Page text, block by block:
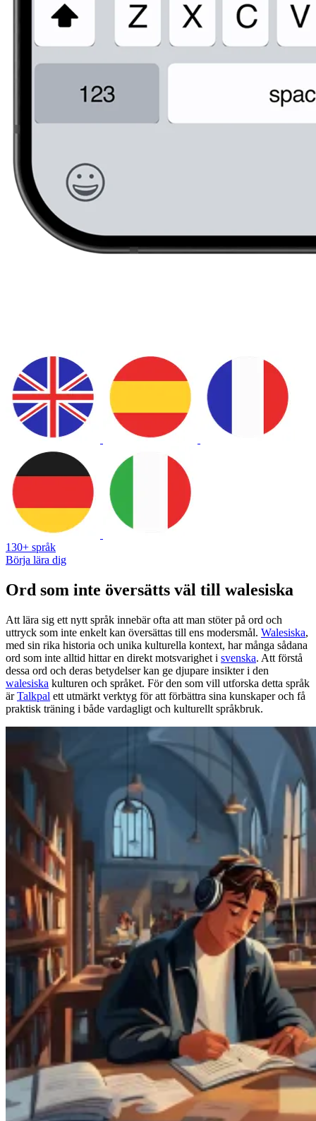
130+ språk
Börja lära dig
Ord som inte översätts väl till walesiska
Att lära sig ett nytt språk innebär ofta att man stöter på ord och
uttryck som inte enkelt kan översättas till ens modersmål. Walesiska,
med sin rika historia och unika kulturella kontext, har många sådana
ord som inte alltid hittar en direkt motsvarighet i svenska. Att förstå
dessa ord och deras betydelser kan ge djupare insikter i den
walesiska kulturen och språket. För den som vill utforska detta språk
ärTalkpal ett utmärkt verktyg för att förbättra sina kunskaper och få
praktisk träning i både vardagligt och kulturellt språkbruk.